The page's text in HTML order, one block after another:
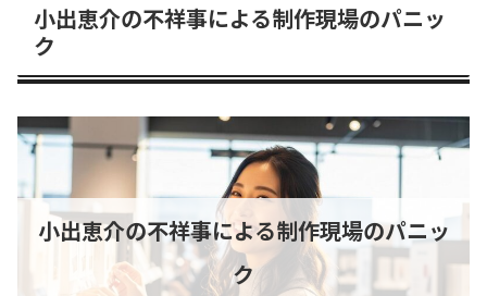
小出恵介の不祥事による制作現場のパニッ
ク
小出恵介の不祥事による制作現場のパニッ
ク